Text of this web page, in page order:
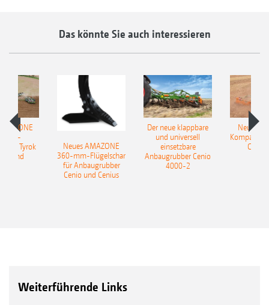
Das könnte Sie auch interessieren
Tyrok
Neues AMAZONE
360-mm-Flügelschar
für Anbaugrubber
Cenio und Cenius
Der neue klappbare
und universell
einsetzbare
Anbaugrubber Cenio
4000-2
Neue
Weiterführende Links